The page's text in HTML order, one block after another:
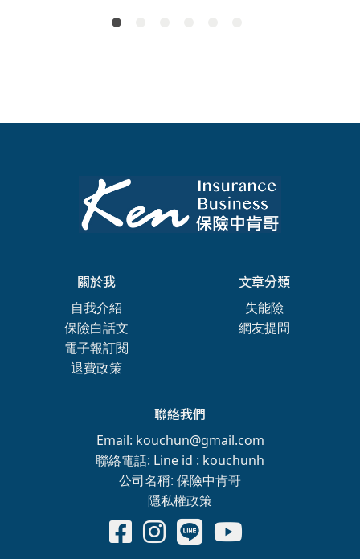
關於我
自我介紹
保險白話文
電子報訂閱
退費政策
文章分類
失能險
網友提問
聯絡我們
Email: kouchun@gmail.com
聯絡電話: Line id : kouchunh
公司名稱: 保險中肯哥
隱私權政策